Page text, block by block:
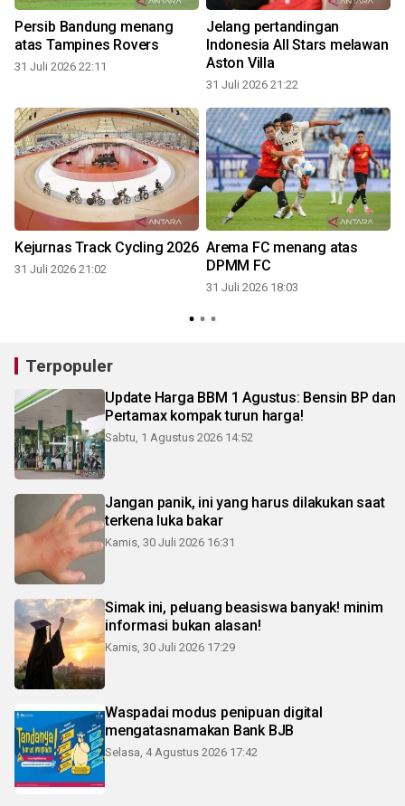
Persib Bandung menang
atas Tampines Rovers
31 Juli 2026 22:11
Jelang pertandingan
Indonesia All Stars melawan
Aston Villa
31 Juli 2026 21:22
Kejurnas Track Cycling 2026
31 Juli 2026 21:02
Arema FC menang atas
DPMM FC
31 Juli 2026 18:03
Terpopuler
Update Harga BBM 1 Agustus: Bensin BP dan
Pertamax kompak turun harga!
Sabtu, 1 Agustus 2026 14:52
Jangan panik, ini yang harus dilakukan saat
terkena luka bakar
Kamis, 30 Juli 2026 16:31
Simak ini, peluang beasiswa banyak! minim
informasi bukan alasan!
Kamis, 30 Juli 2026 17:29
Waspadai modus penipuan digital
mengatasnamakan Bank BJB
Selasa, 4 Agustus 2026 17:42